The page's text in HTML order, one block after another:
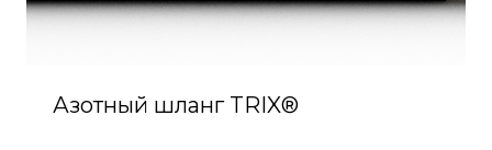
Азотный шланг TRIX®